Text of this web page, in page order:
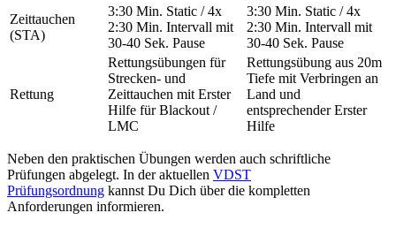
Zeittauchen
(STA)
3:30 Min. Static / 4x
2:30 Min. Intervall mit
30-40 Sek. Pause
3:30 Min. Static / 4x
2:30 Min. Intervall mit
30-40 Sek. Pause
Rettung
Rettungsübungen für
Strecken- und
Zeittauchen mit Erster
Hilfe für Blackout /
LMC
Rettungsübung aus 20m
Tiefe mit Verbringen an
Land und
entsprechender Erster
Hilfe
Neben den praktischen Übungen werden auch schriftliche
Prüfungen abgelegt. In der aktuellen VDST
Prüfungsordnung kannst Du Dich über die kompletten
Anforderungen informieren.